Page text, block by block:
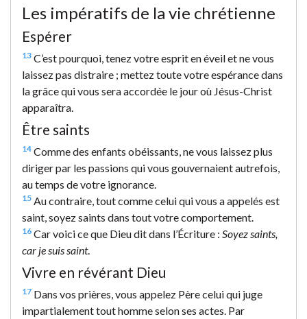
Les impératifs de la vie chrétienne
Espérer
13 C’est pourquoi, tenez votre esprit en éveil et ne vous
laissez pas distraire ; mettez toute votre espérance dans
la grâce qui vous sera accordée le jour où Jésus-Christ
apparaîtra.
Être saints
14 Comme des enfants obéissants, ne vous laissez plus
diriger par les passions qui vous gouvernaient autrefois,
au temps de votre ignorance.
15 Au contraire, tout comme celui qui vous a appelés est
saint, soyez saints dans tout votre comportement.
16 Car voici ce que Dieu dit dans l’Écriture : Soyez saints,
car je suis saint.
Vivre en révérant Dieu
17 Dans vos prières, vous appelez Père celui qui juge
impartialement tout homme selon ses actes. Par